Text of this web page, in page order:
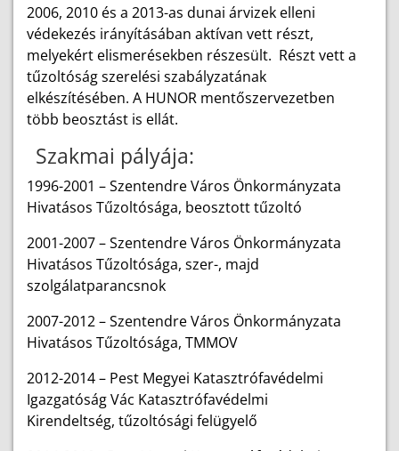
2006, 2010 és a 2013-as dunai árvizek elleni
védekezés irányításában aktívan vett részt,
melyekért elismerésekben részesült. Részt vett a
tűzoltóság szerelési szabályzatának
elkészítésében. A HUNOR mentőszervezetben
több beosztást is ellát.
Szakmai pályája:
1996-2001 – Szentendre Város Önkormányzata
Hivatásos Tűzoltósága, beosztott tűzoltó
2001-2007 – Szentendre Város Önkormányzata
Hivatásos Tűzoltósága, szer-, majd
szolgálatparancsnok
2007-2012 – Szentendre Város Önkormányzata
Hivatásos Tűzoltósága, TMMOV
2012-2014 – Pest Megyei Katasztrófavédelmi
Igazgatóság Vác Katasztrófavédelmi
Kirendeltség, tűzoltósági felügyelő